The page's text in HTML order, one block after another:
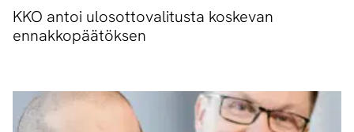
KKO antoi ulosottovalitusta koskevan
ennakkopäätöksen